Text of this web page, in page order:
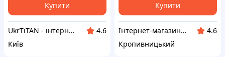
Купити
UkrTiTAN - інтернет-магазин електроніки та комп'ютерної техніки
4.6
Київ
Купити
Інтернет-магазин "Запчастинки"
4.6
Кропивницький